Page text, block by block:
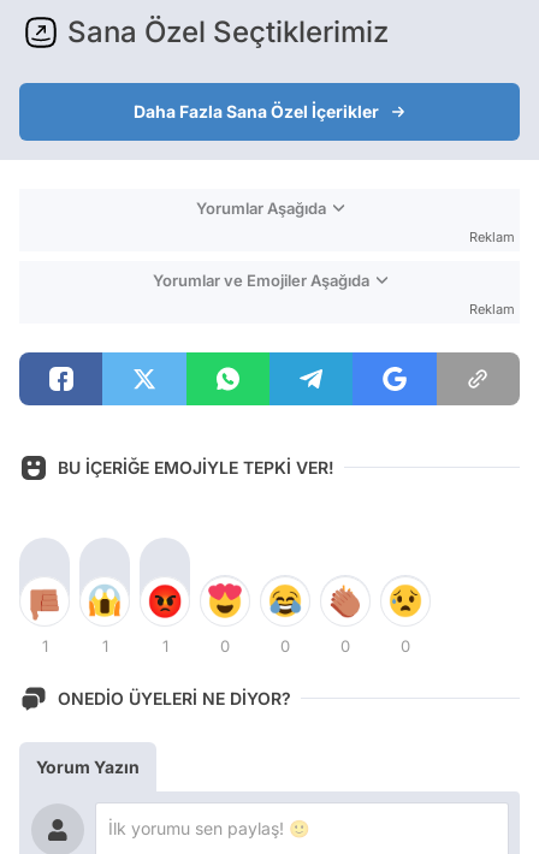
Sana Özel Seçtiklerimiz
Daha Fazla Sana Özel İçerikler
Yorumlar Aşağıda
Reklam
Yorumlar ve Emojiler Aşağıda
Reklam
BU İÇERİĞE EMOJİYLE TEPKİ VER!
1 1 1 0 0 0 0
ONEDİO ÜYELERİ NE DİYOR?
Yorum Yazın